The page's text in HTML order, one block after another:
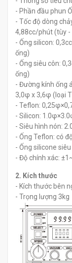
- Phần đầu phun
- Tốc độ dòng
4,88cc/phút (tùy -
- Ống silicon:
ống)
- Ống siêu côn:
ống)
- Đường kính ống
3,0φ x 3,6φ (loại
- Teflon:
- Silicon:
- Siêu hình nón:
- Ống Teflon: có
- Ống silicone
- Độ chính xác:
2. Kích thước
- Kích thước bên
- Trọng lượng 3kg